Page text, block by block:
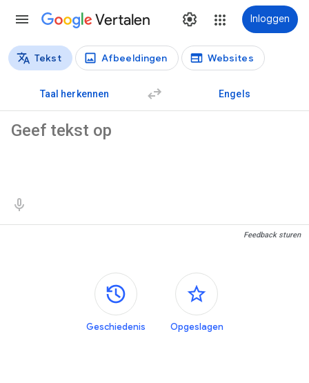
Vertalen Inloggen
Vertaaltypen
Tekst Afbeeldingen Websites
Taal herkennen Engels
Feedback sturen
Zijvensters
Geschiedenis Opgeslagen